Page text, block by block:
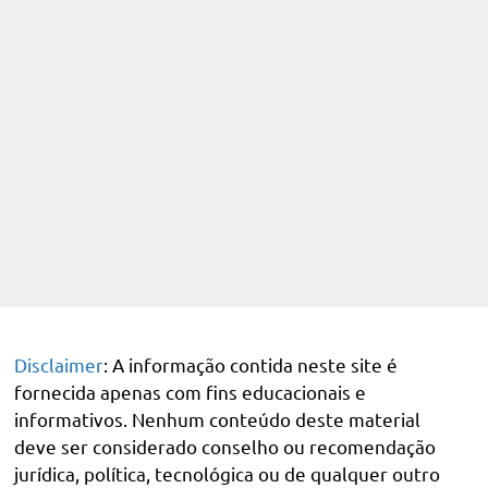
Disclaimer: A informação contida neste site é
fornecida apenas com fins educacionais e
informativos. Nenhum conteúdo deste material
deve ser considerado conselho ou recomendação
jurídica, política, tecnológica ou de qualquer outro